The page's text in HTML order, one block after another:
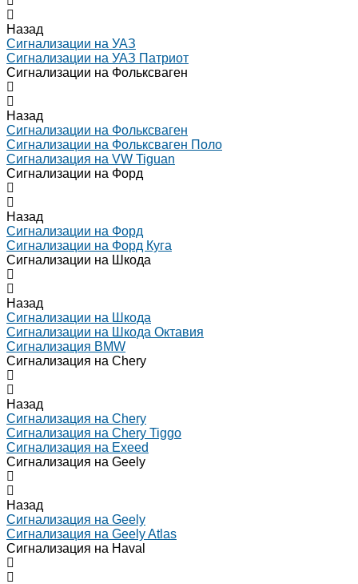
Назад
Сигнализации на УАЗ
Сигнализации на УАЗ Патриот
Сигнализации на Фольксваген
Назад
Сигнализации на Фольксваген
Сигнализации на Фольксваген Поло
Сигнализация на VW Tiguan
Сигнализации на Форд
Назад
Сигнализации на Форд
Сигнализации на Форд Куга
Сигнализации на Шкода
Назад
Сигнализации на Шкода
Сигнализации на Шкода Октавия
Сигнализация BMW
Сигнализация на Chery
Назад
Сигнализация на Chery
Сигнализация на Chery Tiggo
Сигнализация на Exeed
Сигнализация на Geely
Назад
Сигнализация на Geely
Сигнализация на Geely Atlas
Сигнализация на Haval